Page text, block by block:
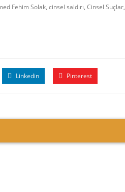
Fehim Solak, cinsel saldırı, Cinsel Suçlar,
Linkedin Pinterest